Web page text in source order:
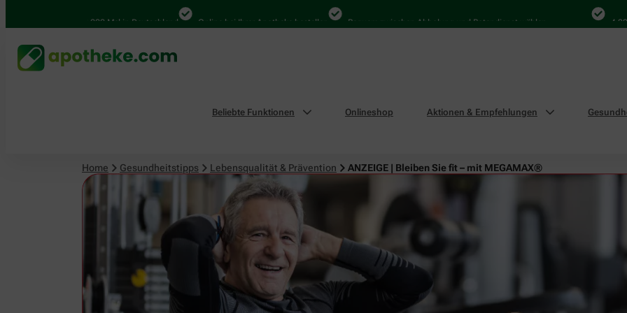
4.000 Mal in Deutschland Online bei Ihrer Apotheke bestellen Bequem zwischen Abholung und Botendienst wählen 4.000 Mal
Beliebte Funktionen Onlineshop Aktionen & Empfehlungen
Home Gesundheitstipps Lebensqualität & Prävention ANZEIGE | Bleiben Sie fit – mit MEGAMAX®
Lebensqualität & Prävention